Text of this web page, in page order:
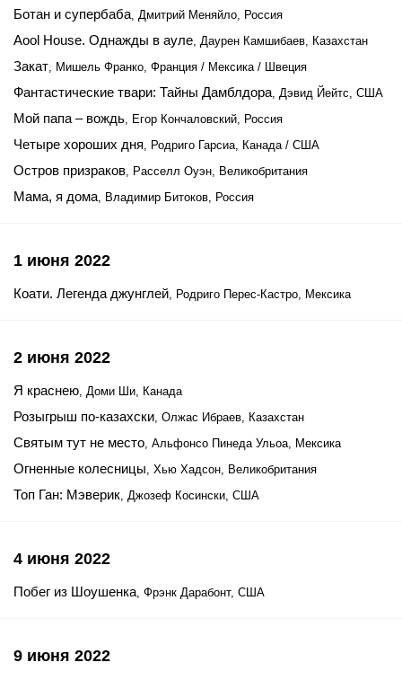
Ботан и супербаба, Дмитрий Меняйло, Россия
Aool House. Однажды в ауле, Даурен Камшибаев, Казахстан
Закат, Мишель Франко, Франция / Мексика / Швеция
Фантастические твари: Тайны Дамблдора, Дэвид Йейтс, США
Мой папа – вождь, Егор Кончаловский, Россия
Четыре хороших дня, Родриго Гарсиа, Канада / США
Остров призраков, Расселл Оуэн, Великобритания
Мама, я дома, Владимир Битоков, Россия
1 июня 2022
Коати. Легенда джунглей, Родриго Перес-Кастро, Мексика
2 июня 2022
Я краснею, Доми Ши, Канада
Розыгрыш по-казахски, Олжас Ибраев, Казахстан
Святым тут не место, Альфонсо Пинеда Ульоа, Мексика
Огненные колесницы, Хью Хадсон, Великобритания
Топ Ган: Мэверик, Джозеф Косински, США
4 июня 2022
Побег из Шоушенка, Фрэнк Дарабонт, США
9 июня 2022